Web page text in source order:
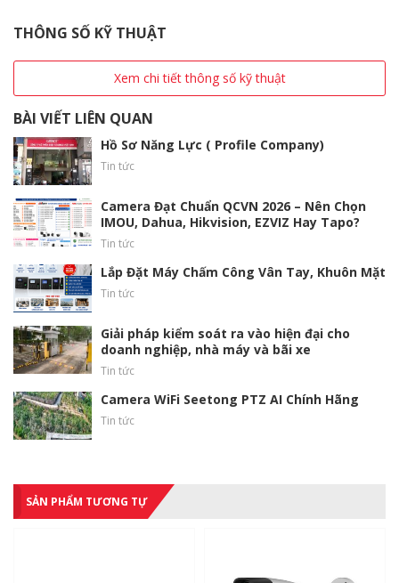
THÔNG SỐ KỸ THUẬT
Xem chi tiết thông số kỹ thuật
BÀI VIẾT LIÊN QUAN
Hồ Sơ Năng Lực ( Profile Company)
Tin tức
Camera Đạt Chuẩn QCVN 2026 – Nên Chọn
IMOU, Dahua, Hikvision, EZVIZ Hay Tapo?
Tin tức
Lắp Đặt Máy Chấm Công Vân Tay, Khuôn Mặt
Tin tức
Giải pháp kiểm soát ra vào hiện đại cho
doanh nghiệp, nhà máy và bãi xe
Tin tức
Camera WiFi Seetong PTZ AI Chính Hãng
Tin tức
SẢN PHẨM TƯƠNG TỰ